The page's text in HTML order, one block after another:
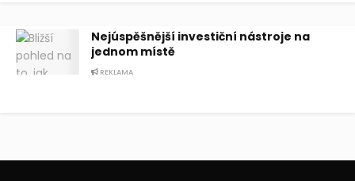
Nejúspěšnější investiční nástroje na
jednom místě
REKLAMA